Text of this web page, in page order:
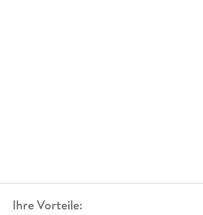
Ihre Vorteile: